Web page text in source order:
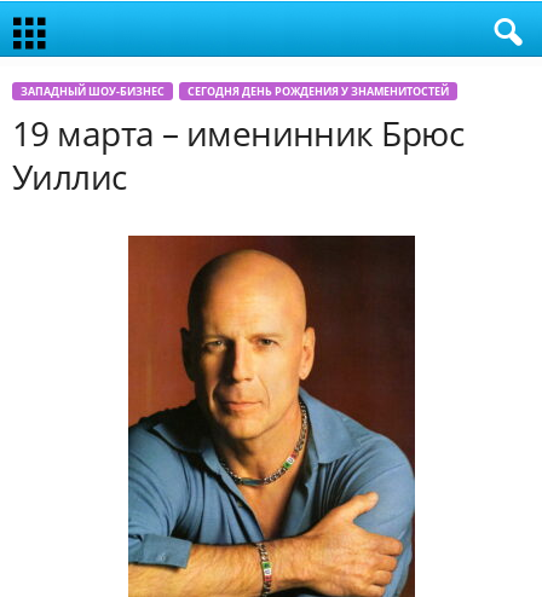
ЗАПАДНЫЙ ШОУ-БИЗНЕС СЕГОДНЯ ДЕНЬ РОЖДЕНИЯ У ЗНАМЕНИТОСТЕЙ
19 марта – именинник Брюс
Уиллис